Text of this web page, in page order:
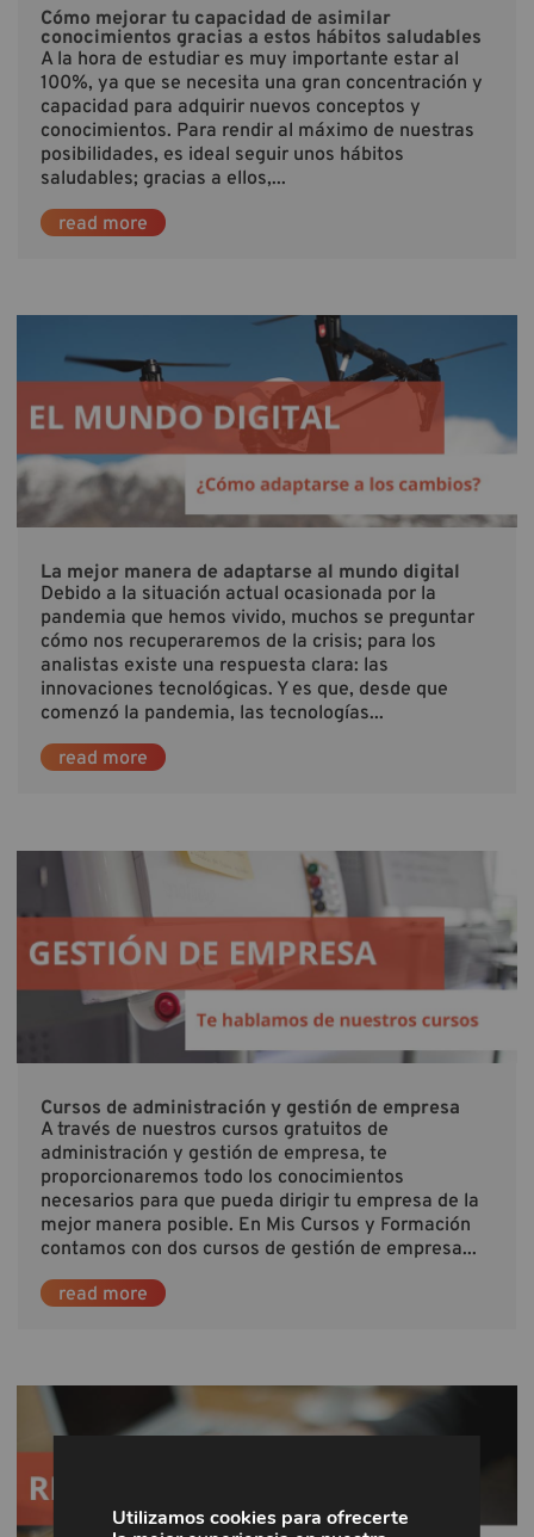
Cómo mejorar tu capacidad de asimilar
conocimientos gracias a estos hábitos saludables
A la hora de estudiar es muy importante estar al
100%, ya que se necesita una gran concentración y
capacidad para adquirir nuevos conceptos y
conocimientos. Para rendir al máximo de nuestras
posibilidades, es ideal seguir unos hábitos
saludables; gracias a ellos,...
read more
La mejor manera de adaptarse al mundo digital
Debido a la situación actual ocasionada por la
pandemia que hemos vivido, muchos se preguntar
cómo nos recuperaremos de la crisis; para los
analistas existe una respuesta clara: las
innovaciones tecnológicas. Y es que, desde que
comenzó la pandemia, las tecnologías...
read more
Cursos de administración y gestión de empresa
A través de nuestros cursos gratuitos de
administración y gestión de empresa, te
proporcionaremos todo los conocimientos
necesarios para que pueda dirigir tu empresa de la
mejor manera posible. En Mis Cursos y Formación
contamos con dos cursos de gestión de empresa...
read more
Utilizamos cookies para ofrecerte